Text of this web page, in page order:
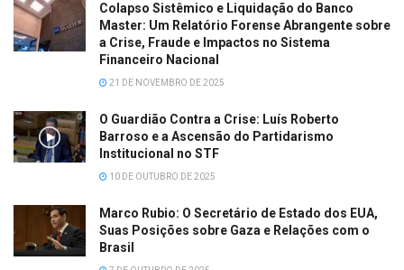
Colapso Sistêmico e Liquidação do Banco
Master: Um Relatório Forense Abrangente sobre
a Crise, Fraude e Impactos no Sistema
Financeiro Nacional
21 DE NOVEMBRO DE 2025
O Guardião Contra a Crise: Luís Roberto
Barroso e a Ascensão do Partidarismo
Institucional no STF
10 DE OUTUBRO DE 2025
Marco Rubio: O Secretário de Estado dos EUA,
Suas Posições sobre Gaza e Relações com o
Brasil